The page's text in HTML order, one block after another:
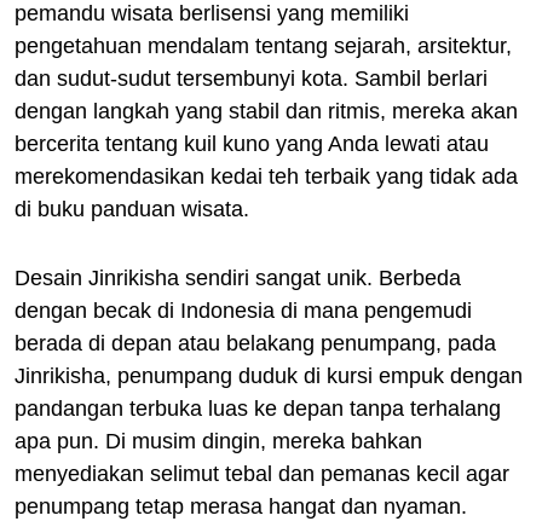
pemandu wisata berlisensi yang memiliki
pengetahuan mendalam tentang sejarah, arsitektur,
dan sudut-sudut tersembunyi kota. Sambil berlari
dengan langkah yang stabil dan ritmis, mereka akan
bercerita tentang kuil kuno yang Anda lewati atau
merekomendasikan kedai teh terbaik yang tidak ada
di buku panduan wisata.
Desain Jinrikisha sendiri sangat unik. Berbeda
dengan becak di Indonesia di mana pengemudi
berada di depan atau belakang penumpang, pada
Jinrikisha, penumpang duduk di kursi empuk dengan
pandangan terbuka luas ke depan tanpa terhalang
apa pun. Di musim dingin, mereka bahkan
menyediakan selimut tebal dan pemanas kecil agar
penumpang tetap merasa hangat dan nyaman.